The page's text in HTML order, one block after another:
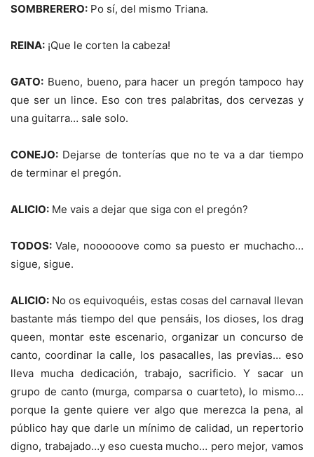
SOMBRERERO: Po sí, del mismo Triana.
REINA: ¡Que le corten la cabeza!
GATO: Bueno, bueno, para hacer un pregón tampoco hay
que ser un lince. Eso con tres palabritas, dos cervezas y
una guitarra… sale solo.
CONEJO: Dejarse de tonterías que no te va a dar tiempo
de terminar el pregón.
ALICIO: Me vais a dejar que siga con el pregón?
TODOS: Vale, noooooove como sa puesto er muchacho…
sigue, sigue.
ALICIO: No os equivoquéis, estas cosas del carnaval llevan
bastante más tiempo del que pensáis, los dioses, los drag
queen, montar este escenario, organizar un concurso de
canto, coordinar la calle, los pasacalles, las previas… eso
lleva mucha dedicación, trabajo, sacrificio. Y sacar un
grupo de canto (murga, comparsa o cuarteto), lo mismo…
porque la gente quiere ver algo que merezca la pena, al
público hay que darle un mínimo de calidad, un repertorio
digno, trabajado…y eso cuesta mucho… pero mejor, vamos